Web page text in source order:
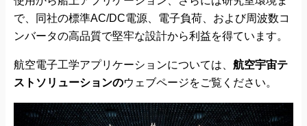
で、同社の標準AC/DC電源、電子負荷、および周波数コ
ンバータの高品質で堅牢な設計から利益を得ています。
航空電子工学アプリケーションについては、 航空宇宙テ
ストソリューションのウェブページをご覧ください。